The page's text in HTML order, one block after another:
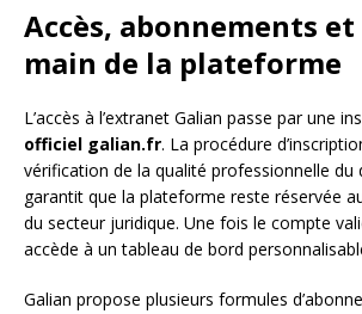
Accès, abonnements
main de la plateforme
L’accès à l’extranet Galian passe par une
officiel galian.fr. La procédure
vérification de la qualité professionnelle du
garantit que la plateforme reste réservée
du secteur juridique. Une fois le compte
accède à un tableau de bord
Galian propose plusieurs formules